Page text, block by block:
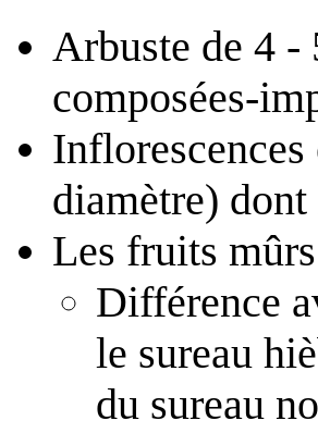
Arbuste de 4 -
composées-
diamètre)
Les fruits
Différence
le sureau
du sureau